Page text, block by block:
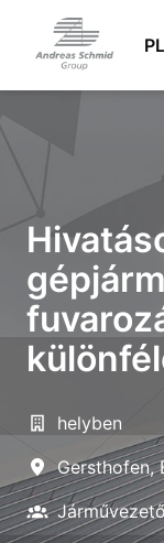
zawartości
Strona głównaPL
helyben
Gersthofen,